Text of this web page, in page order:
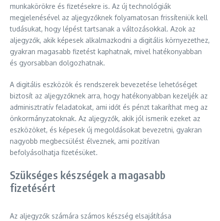
munkakörökre és fizetésekre is. Az új technológiák
megjelenésével az aljegyzőknek folyamatosan frissíteniük kell
tudásukat, hogy lépést tartsanak a változásokkal. Azok az
aljegyzők, akik képesek alkalmazkodni a digitális környezethez,
gyakran magasabb fizetést kaphatnak, mivel hatékonyabban
és gyorsabban dolgozhatnak.
A digitális eszközök és rendszerek bevezetése lehetőséget
biztosít az aljegyzőknek arra, hogy hatékonyabban kezeljék az
adminisztratív feladatokat, ami időt és pénzt takaríthat meg az
önkormányzatoknak. Az aljegyzők, akik jól ismerik ezeket az
eszközöket, és képesek új megoldásokat bevezetni, gyakran
nagyobb megbecsülést élveznek, ami pozitívan
befolyásolhatja fizetésüket.
Szükséges készségek a magasabb
fizetésért
Az aljegyzők számára számos készség elsajátítása